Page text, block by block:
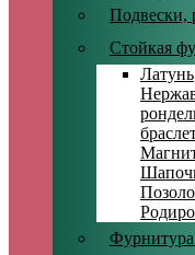
Подвески,
Стойкая
Латунь